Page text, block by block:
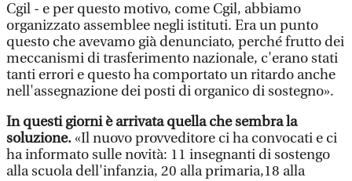
Cgil - e per questo motivo, come Cgil, abbiamo
organizzato assemblee negli istituti. Era un punto
questo che avevamo già denunciato, perché frutto dei
meccanismi di trasferimento nazionale, c'erano stati
tanti errori e questo ha comportato un ritardo anche
nell'assegnazione dei posti di organico di sostegno».
In questi giorni è arrivata quella che sembra la
soluzione.«Il nuovo provveditore ci ha convocati e ci
ha informato sulle novità: 11 insegnanti di sostengo
alla scuola dell'infanzia, 20 alla primaria,18 alla